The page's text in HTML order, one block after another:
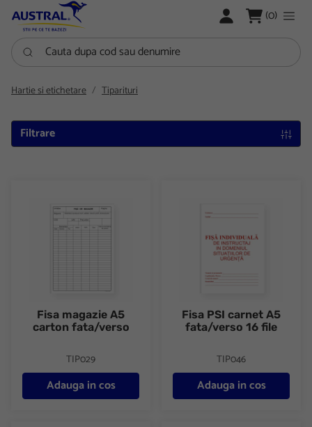
LOGARE (0)
Cauta dupa cod sau denumire
Hartie si etichetare Tiparituri
Filtrare
Fisa magazie A5
carton fata/verso
TIP029
Adauga in cos
Fisa PSI carnet A5
fata/verso 16 file
TIP046
Adauga in cos